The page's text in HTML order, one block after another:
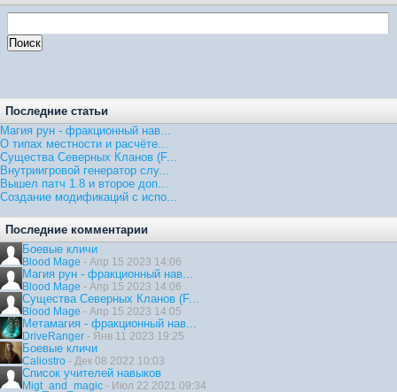
Последние статьи
Магия рун - фракционный нав...
О типах местности и расчёте...
Существа Северных Кланов (F...
Внутриигровой генератор слу...
Вышел патч 1.8 и второе доп...
Создание модификаций с испо...
Последние комментарии
Боевые кличи
Blood Mage - Апр 15 2023 14:06
Магия рун - фракционный нав...
Blood Mage - Апр 15 2023 14:06
Существа Северных Кланов (F...
Blood Mage - Апр 15 2023 14:05
Метамагия - фракционный нав...
DriveRanger - Янв 11 2023 19:25
Боевые кличи
Caliostro - Дек 08 2022 10:03
Список учителей навыков
Migt_and_magic - Июл 22 2021 09:34